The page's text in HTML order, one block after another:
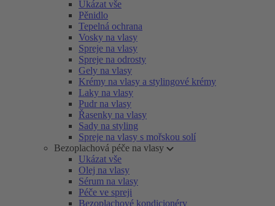
Ukázat vše
Pěnidlo
Tepelná ochrana
Vosky na vlasy
Spreje na vlasy
Spreje na odrosty
Gely na vlasy
Krémy na vlasy a stylingové krémy
Laky na vlasy
Pudr na vlasy
Řasenky na vlasy
Sady na styling
Spreje na vlasy s mořskou solí
Bezoplachová péče na vlasy
Ukázat vše
Olej na vlasy
Sérum na vlasy
Péče ve spreji
Bezoplachové kondicionéry